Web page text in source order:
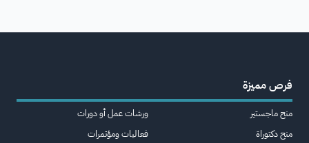
فرص مميزة
منح ماجستير
منح دكتوراة
ورشات عمل أو دورات
فعاليات ومؤتمرات